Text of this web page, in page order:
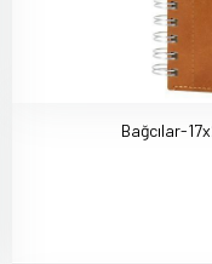
Bağcılar-